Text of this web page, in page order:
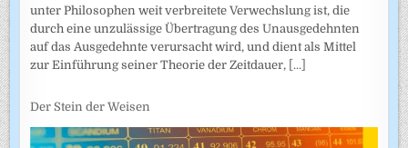
unter Philosophen weit verbreitete Verwechslung ist, die
durch eine unzulässige Übertragung des Unausgedehnten
auf das Ausgedehnte verursacht wird, und dient als Mittel
zur Einführung seiner Theorie der Zeitdauer, [...]
Der Stein der Weisen